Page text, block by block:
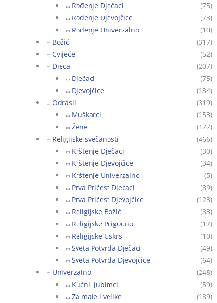
Rođenje Dječaci
(75)
Rođenje Djevojčice
(73)
Rođenje Univerzalno
(10)
Božić
(317)
Cvijeće
(52)
Djeca
(207)
Dječaci
(75)
Djevojčice
(134)
Odrasli
(319)
Muškarci
(153)
Žene
(177)
Religijske svečanosti
(466)
Krštenje Dječaci
(30)
Krštenje Djevojčice
(34)
Krštenje Univerzalno
(5)
Prva Pričest Dječaci
(89)
Prva Pričest Djevojčice
(123)
Religijske Božić
(83)
Religijske Prigodno
(17)
Religijske Uskrs
(10)
Sveta Potvrda Dječaci
(49)
Sveta Potvrda Djevojčice
(64)
Univerzalno
(248)
Kućni ljubimci
(59)
Za male i velike
(189)